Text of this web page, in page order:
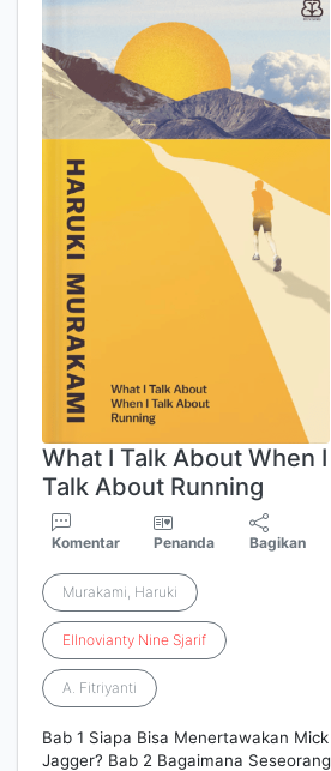
What I Talk About When I
Talk About Running
Komentar Penanda Bagikan
Murakami, Haruki
Ellnovianty Nine Sjarif
A. Fitriyanti
Bab 1 Siapa Bisa Menertawakan Mick
Jagger? Bab 2 Bagaimana Seseorang